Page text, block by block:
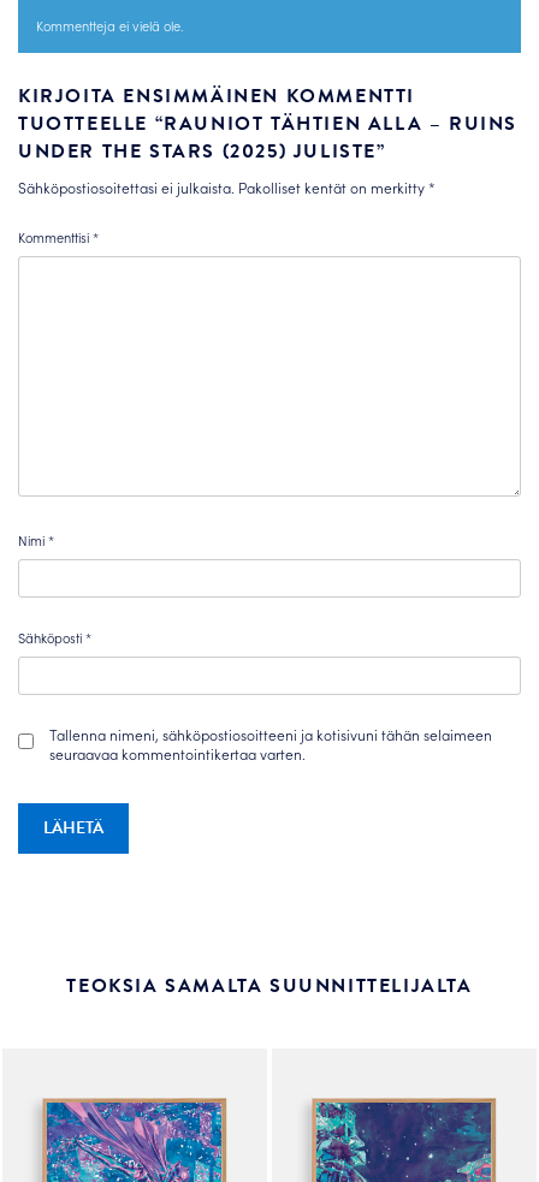
Kommentteja ei vielä ole.
KIRJOITA ENSIMMÄINEN KOMMENTTI
TUOTTEELLE “RAUNIOT TÄHTIEN ALLA – RUINS
UNDER THE STARS (2025) JULISTE”
Sähköpostiosoitettasi ei julkaista. Pakolliset kentät on merkitty*
Kommenttisi*
Nimi*
Sähköposti*
Tallenna nimeni, sähköpostiosoitteeni ja kotisivuni tähän selaimeen
seuraavaa kommentointikertaa varten.
TEOKSIA SAMALTA SUUNNITTELIJALTA